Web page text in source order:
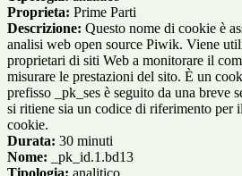
Proprieta: Prime Parti
Descrizione: Questo nome di cookie è
analisi web open source Piwik. Viene
proprietari di siti Web a monitorare il
misurare le prestazioni del sito. È un
prefisso _pk_ses è seguito da una breve
si ritiene sia un codice di riferimento per
cookie.
Durata: 30 minuti
Nome: _pk_id.1.bd13
Tipologia: analitico